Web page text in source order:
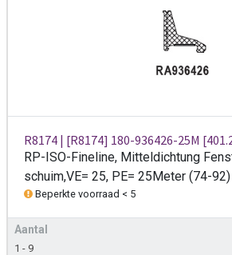
R8174 | [R8174] 180-936426-25M
RP-ISO-Fineline, Mitteldichtung
schuim,VE= 25, PE= 25Meter (74-92)
Beperkte voorraad < 5
Aantal
1 - 9